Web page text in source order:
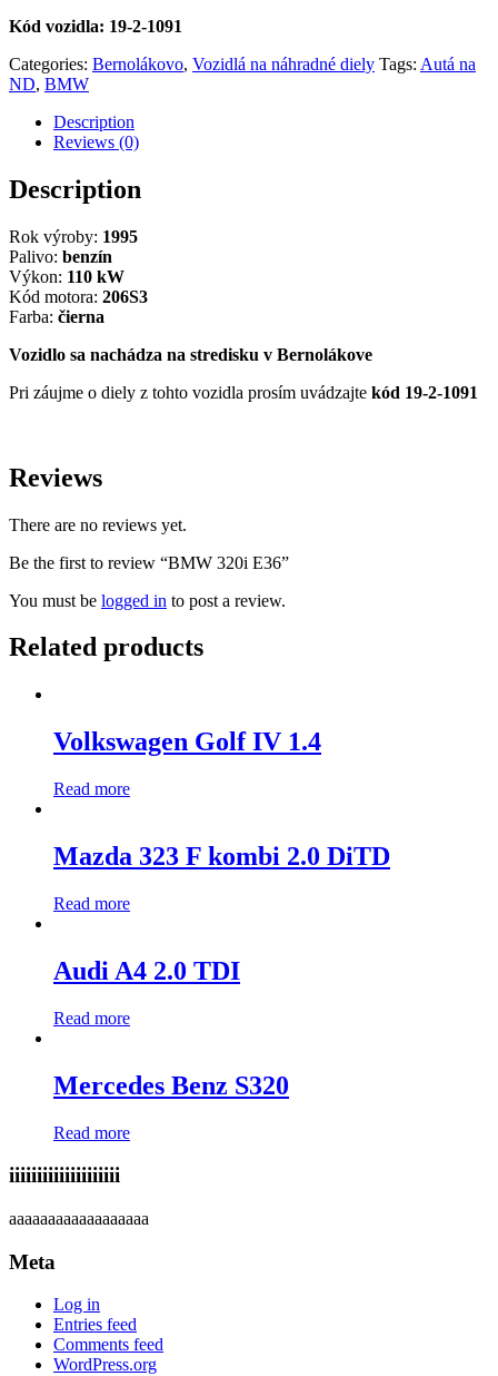
Kód vozidla: 19-2-1091
Categories: Bernolákovo, Vozidlá na náhradné diely Tags: Autá na
ND, BMW
Description
Reviews (0)
Description
Rok výroby: 1995
Palivo: benzín
Výkon: 110 kW
Kód motora: 206S3
Farba: čierna
Vozidlo sa nachádza na stredisku v Bernolákove
Pri záujme o diely z tohto vozidla prosím uvádzajte kód 19-2-1091
Reviews
There are no reviews yet.
Be the first to review “BMW 320i E36”
You must be logged in to post a review.
Related products
Volkswagen Golf IV 1.4
Read more
Mazda 323 F kombi 2.0 DiTD
Read more
Audi A4 2.0 TDI
Read more
Mercedes Benz S320
Read more
iiiiiiiiiiiiiiiiiiii
aaaaaaaaaaaaaaaaaa
Meta
Log in
Entries feed
Comments feed
WordPress.org